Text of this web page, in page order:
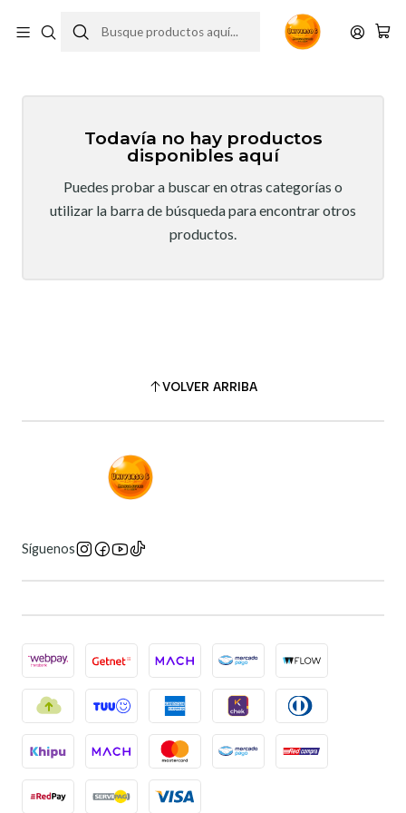
Provincianos
Todavía no hay productos
disponibles aquí
Puedes probar a buscar en otras categorías o
utilizar la barra de búsqueda para encontrar otros
productos.
VOLVER ARRIBA
Síguenos